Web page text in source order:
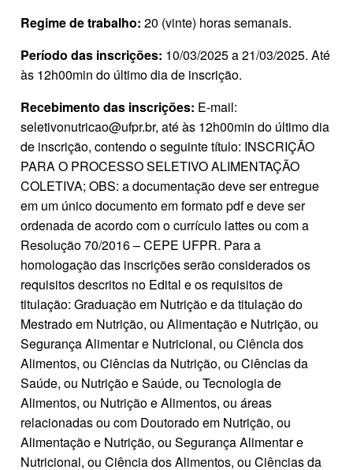
Regime de trabalho: 20 (vinte) horas semanais.
Período das inscrições: 10/03/2025 a 21/03/2025. Até
às 12h00min do último dia de inscrição.
Recebimento das inscrições: E‐mail:
seletivonutricao@ufpr.br, até às 12h00min do último dia
de inscrição, contendo o seguinte título: INSCRIÇÃO
PARA O PROCESSO SELETIVO ALIMENTAÇÃO
COLETIVA; OBS: a documentação deve ser entregue
em um único documento em formato pdf e deve ser
ordenada de acordo com o currículo lattes ou com a
Resolução 70/2016 – CEPE UFPR. Para a
homologação das inscrições serão considerados os
requisitos descritos no Edital e os requisitos de
titulação: Graduação em Nutrição e da titulação do
Mestrado em Nutrição, ou Alimentação e Nutrição, ou
Segurança Alimentar e Nutricional, ou Ciência dos
Alimentos, ou Ciências da Nutrição, ou Ciências da
Saúde, ou Nutrição e Saúde, ou Tecnologia de
Alimentos, ou Nutrição e Alimentos, ou áreas
relacionadas ou com Doutorado em Nutrição, ou
Alimentação e Nutrição, ou Segurança Alimentar e
Nutricional, ou Ciência dos Alimentos, ou Ciências da